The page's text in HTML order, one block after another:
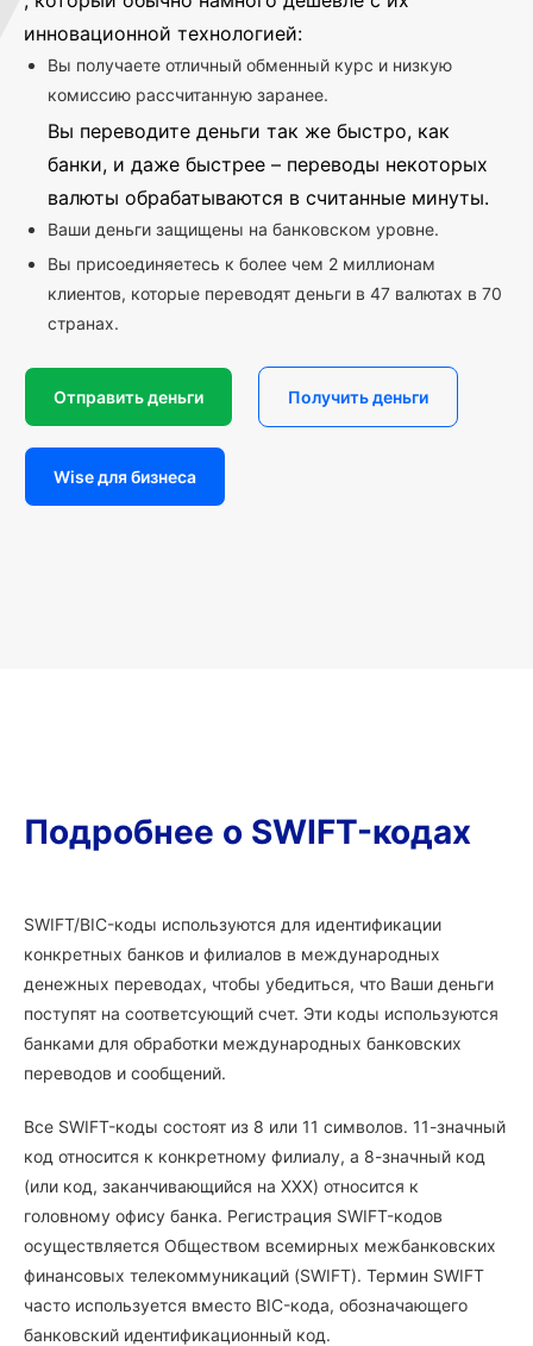
инновационной технологией:
Вы получаете отличный обменный курс и низкую
комиссию рассчитанную заранее.
Вы переводите деньги так же быстро, как
банки, и даже быстрее – переводы некоторых
валюты обрабатываются в считанные минуты.
Ваши деньги защищены на банковском уровне.
Вы присоединяетесь к более чем 2 миллионам
клиентов, которые переводят деньги в 47 валютах в 70
странах.
Отправить деньги Получить деньги
Wise для бизнеса
Подробнее о SWIFT-кодах
SWIFT/BIC-коды используются для идентификации
конкретных банков и филиалов в международных
денежных переводах, чтобы убедиться, что Ваши деньги
поступят на соответсующий счет. Эти коды используются
банками для обработки международных банковских
переводов и сообщений.
Все SWIFT-коды состоят из 8 или 11 символов. 11-значный
код относится к конкретному филиалу, а 8-значный код
(или код, заканчивающийся на XXX) относится к
головному офису банка. Регистрация SWIFT-кодов
осуществляется Обществом всемирных межбанковских
финансовых телекоммуникаций (SWIFT). Термин SWIFT
часто используется вместо BIC-кода, обозначающего
банковский идентификационный код.